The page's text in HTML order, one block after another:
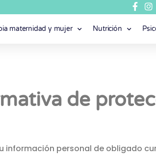
maternidad y mujer Nutrición
de
información personal de obligado